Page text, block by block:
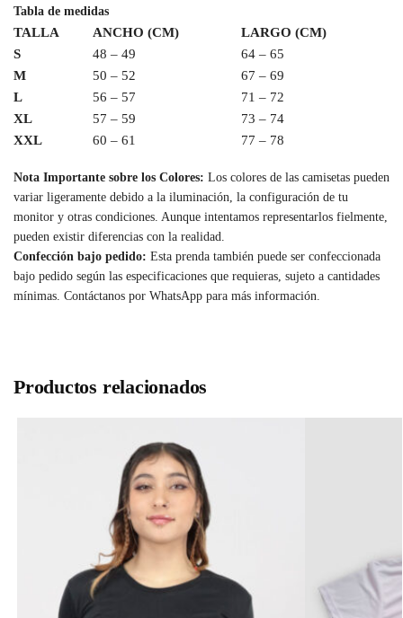
Tabla de medidas
TALLA ANCHO (CM)
LARGO (CM)
S
48 – 49
64 – 65
M
50 – 52
67 – 69
L
56 – 57
71 – 72
XL
57 – 59
73 – 74
XXL
60 – 61 77 – 78
Nota Importante sobre los Colores: Los colores de las camisetas pueden
variar ligeramente debido a la iluminación, la configuración de tu
monitor y otras condiciones. Aunque intentamos representarlos fielmente,
pueden existir diferencias con la realidad.
Confección bajo pedido: Esta prenda también puede ser confeccionada
bajo pedido según las especificaciones que requieras, sujeto a cantidades
mínimas. Contáctanos por WhatsApp para más información.
Productos relacionados